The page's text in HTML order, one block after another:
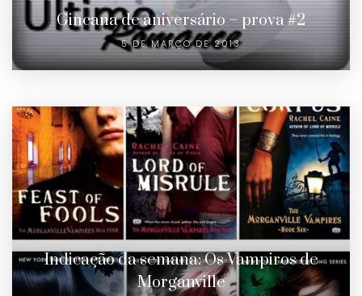
Gincana de aniversário – prova #2
5 DE MARÇO DE 2013
Indicação da semana: Os Vampiros de
Morganville